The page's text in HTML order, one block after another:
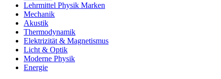
Lehrmittel Physik Marken
Mechanik
Akustik
Thermodynamik
Elektrizität & Magnetismus
Licht & Optik
Moderne Physik
Energie